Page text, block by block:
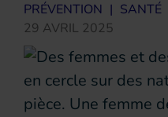
PRÉVENTION | SANTÉ
29 AVRIL 2025